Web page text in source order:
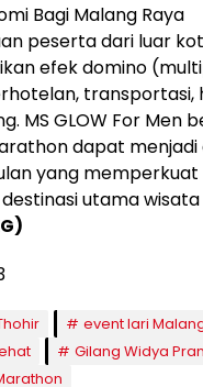
Bagi Malang Raya
peserta dari luar
efek domino
transportasi,
MS GLOW For Men
dapat menjadi
yang memperkuat
utama
event lari
Gilang Widya